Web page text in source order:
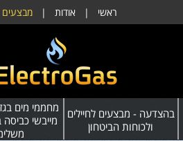
ראשי | אודות | מבצעים
בהצדעה - מבצעים לחיילים
ולכוחות הביטחון
מחממי מים
מייבשי כביסה